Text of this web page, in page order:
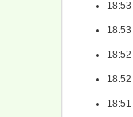
18:53
18:53
18:52
18:52
18:51